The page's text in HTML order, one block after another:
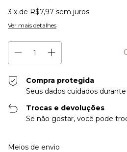
3 x de R$7,97 sem juros
Ver mais detalhes
Compra protegida
Seus dados cuidados
Trocas e devoluções
Se não gostar, você pode
Entregas para o CEP:
Meios de envio